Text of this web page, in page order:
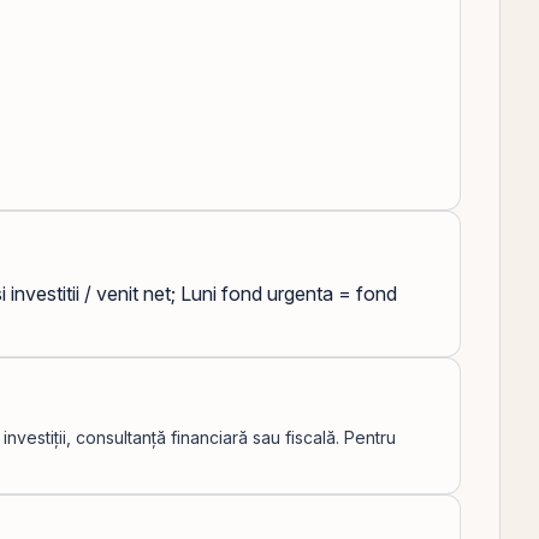
investitii / venit net; Luni fond urgenta = fond
consultanță financiară sau fiscală. Pentru